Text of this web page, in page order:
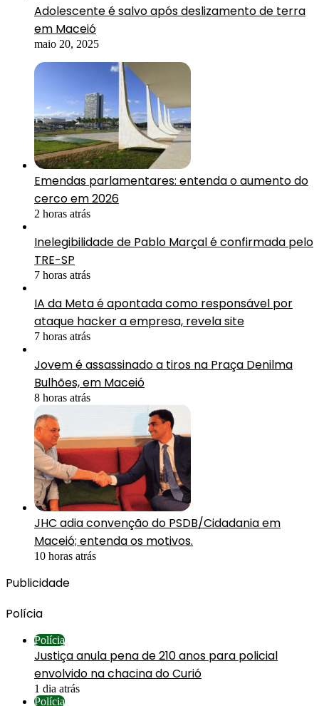
Adolescente é salvo após deslizamento de terra
em Maceió
maio 20, 2025
Emendas parlamentares: entenda o aumento do
cerco em 2026
2 horas atrás
Inelegibilidade de Pablo Marçal é confirmada pelo
TRE-SP
7 horas atrás
IA da Meta é apontada como responsável por
ataque hacker a empresa, revela site
7 horas atrás
Jovem é assassinado a tiros na Praça Denilma
Bulhões, em Maceió
8 horas atrás
JHC adia convenção do PSDB/Cidadania em
Maceió; entenda os motivos.
10 horas atrás
Publicidade
Polícia
Polícia
Justiça anula pena de 210 anos para policial
envolvido na chacina do Curió
1 dia atrás
Polícia